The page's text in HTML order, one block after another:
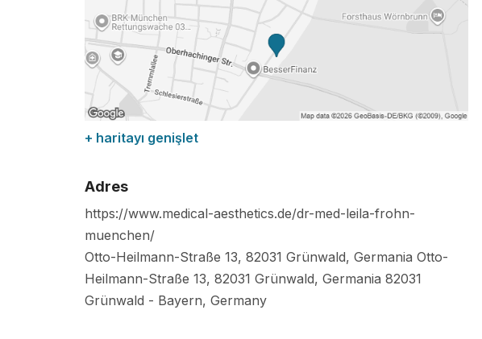
+ haritayı genişlet
Adres
https://www.medical-aesthetics.de/dr-med-leila-frohn-
muenchen/
Otto-Heilmann-Straße 13, 82031 Grünwald, Germania Otto-
Heilmann-Straße 13, 82031 Grünwald, Germania 82031
Grünwald - Bayern, Germany